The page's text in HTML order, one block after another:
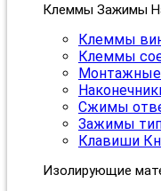
Клеммы Зажимы
Клеммы
Клеммы
Сжимы
Зажимы
Клавиши
Изолирующие